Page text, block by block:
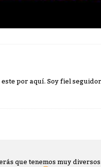
este por aquí. Soy fiel
que tenemos muy